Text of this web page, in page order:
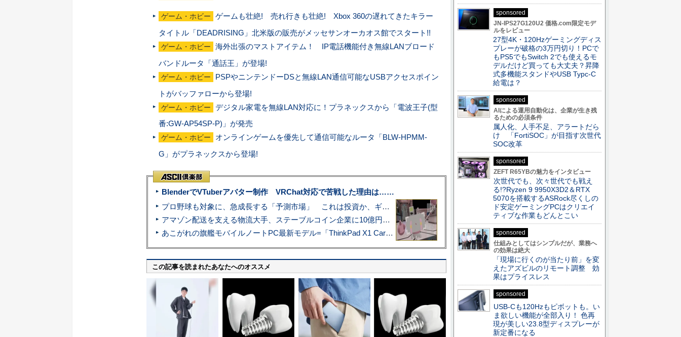
ゲーム・ホビー
ゲームも壮絶! 売れ行きも壮絶! Xbox 360の遅れてきたキラー
タイトル「DEADRISING」北米版の販売がメッセサンオーカオス館でスタート!!
ゲーム・ホビー
海外出張のマストアイテム！ IP電話機能付き無線LANブロード
バンドルータ「通話王」が登場!
ゲーム・ホビー
PSPやニンテンドーDSと無線LAN通信可能なUSBアクセスポイン
トがバッファローから登場!
ゲーム・ホビー
デジタル家電を無線LAN対応に！プラネックスから「電波王子(型
番:GW-AP54SP-P)」が発売
ゲーム・ホビー
オンラインゲームを優先して通信可能なルータ「BLW-HPMM-
G」がプラネックスから登場!
BlenderでVTuberアバター制作 VRChat対応で苦戦した理由は……
プロ野球も対象に、急成長する「予測市場」 これは投資か、ギャンブルか
アマゾン配送を支える物流大手、ステーブルコイン企業に10億円投資のワケ
あこがれの旗艦モバイルノートPC最新モデル=「ThinkPad X1 Carbon Gen 14 Aura Edition」実機レビュー
この記事を読まれたあなたへのオススメ
sponsored
JN-IPS27G120U2 価格.com限定モデ
ルをレビュー
27型4K・120Hzゲーミングディス
プレーが破格の3万円切り！PCで
もPS5でもSwitch 2でも使えるモ
デルだけど買っても大丈夫？昇降
式多機能スタンドやUSB Typc-C
給電は？
sponsored
AIによる運用自動化は、企業が生き残
るための必須条件
属人化、人手不足、アラートだら
け 「FortiSOC」が目指す次世代
SOC改革
sponsored
ZEFT R65YBの魅力をインタビュー
次世代でも、次々世代でも戦え
る!?Ryzen 9 9950X3D2＆RTX
5070を搭載するASRock尽くしの
ド安定ゲーミングPCはクリエイ
ティブな作業もどんとこい
sponsored
仕組みとしてはシンプルだが、業務へ
の効果は絶大
「現場に行くのが当たり前」を変
えたアズビルのリモート調整 効
果はプライスレス
sponsored
USB-Cも120Hzもピボットも。い
ま欲しい機能が全部入り！ 色再
現が美しい23.8型ディスプレーが
新定番になる